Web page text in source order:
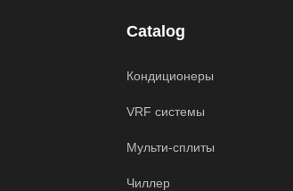
Catalog
Кондиционеры
VRF системы
Мульти-сплиты
Чиллер